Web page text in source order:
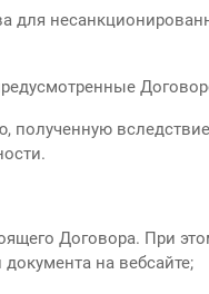
для
Договора. При
на вебсайте;